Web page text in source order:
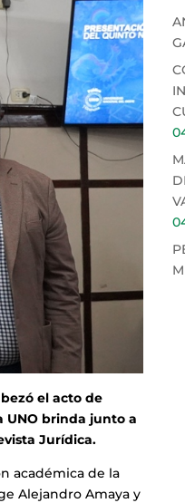
el acto de
UNO brinda junto a
Jurídica.
académica de la
Alejandro Amaya y